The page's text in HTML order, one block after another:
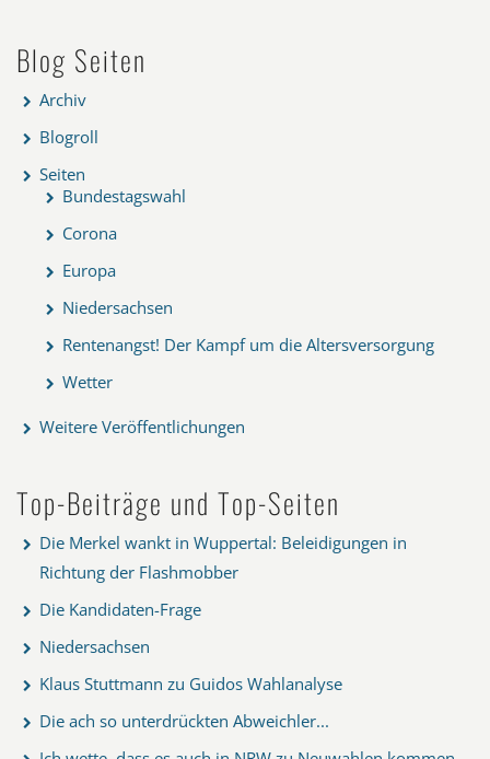
Blog Seiten
Archiv
Blogroll
Seiten
Bundestagswahl
Corona
Europa
Niedersachsen
Rentenangst! Der Kampf um die Altersversorgung
Wetter
Weitere Veröffentlichungen
Top-Beiträge und Top-Seiten
Die Merkel wankt in Wuppertal: Beleidigungen in
Richtung der Flashmobber
Die Kandidaten-Frage
Niedersachsen
Klaus Stuttmann zu Guidos Wahlanalyse
Die ach so unterdrückten Abweichler...